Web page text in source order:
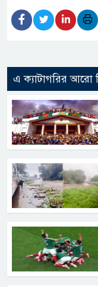
এ ক্যাটাগরির আরো